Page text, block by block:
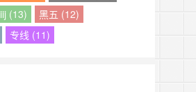
iij (13)
黑五 (12)
专线 (11)